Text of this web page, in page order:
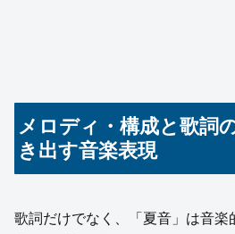
メロディ・構成と歌詞
き出す音楽表現
歌詞だけでなく、「夏音」は音楽